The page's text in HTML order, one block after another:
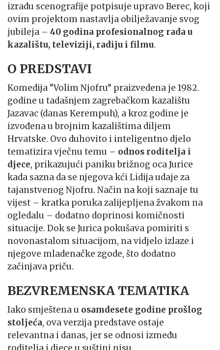
izradu scenografije potpisuje upravo Berec, koji
ovim projektom nastavlja obilježavanje svog
jubileja – 40 godina profesionalnog rada u
kazalištu, televiziji, radiju i filmu.
O PREDSTAVI
Komedija “Volim Njofru” praizvedena je 1982.
godine u tadašnjem zagrebačkom kazalištu
Jazavac (danas Kerempuh), a kroz godine je
izvođena u brojnim kazalištima diljem
Hrvatske. Ovo duhovito i inteligentno djelo
tematizira vječnu temu – odnos roditelja i
djece, prikazujući paniku brižnog oca Jurice
kada sazna da se njegova kći Lidija udaje za
tajanstvenog Njofru. Način na koji saznaje tu
vijest – kratka poruka zalijepljena žvakom na
ogledalu – dodatno doprinosi komičnosti
situacije. Dok se Jurica pokušava pomiriti s
novonastalom situacijom, na vidjelo izlaze i
njegove mladenačke zgode, što dodatno
začinjava priču.
BEZVREMENSKA TEMATIKA
Iako smještena u osamdesete godine prošlog
stoljeća, ova verzija predstave ostaje
relevantna i danas, jer se odnosi između